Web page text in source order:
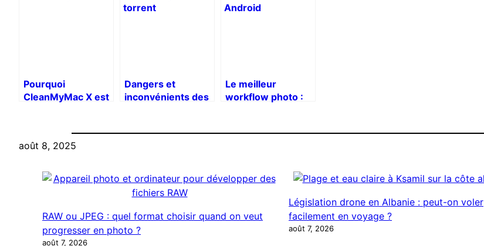
Pourquoi
CleanMyMac X est
Utilisateurs de
Setapp
Dangers et
inconvénients des
Torrent
Le meilleur
workflow photo :
Setapp
août 8, 2025
RAW ou JPEG : quel format choisir quand on veut
progresser en photo ?
août 7, 2026
Législation drone en Albanie : peut-on voler
facilement en voyage ?
août 7, 2026